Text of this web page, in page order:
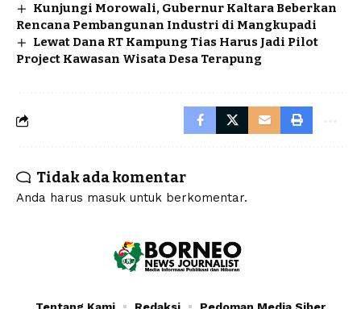
Kunjungi Morowali, Gubernur Kaltara Beberkan
Rencana Pembangunan Industri di Mangkupadi
Lewat Dana RT Kampung Tias Harus Jadi Pilot
Project Kawasan Wisata Desa Terapung
Tidak ada komentar
Anda harus masuk untuk berkomentar.